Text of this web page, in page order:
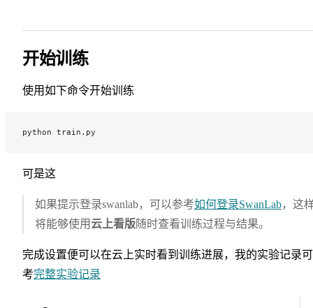
开始训练
使用如下命令开始训练
python train.py
可是这
如果提示登录swanlab，可以参考如何登录SwanLab，这
将能够使用 云上看版随时查看训练过程与结果。
完成设置便可以在云上实时看到训练进展，我的实验记录
考完整实验记录